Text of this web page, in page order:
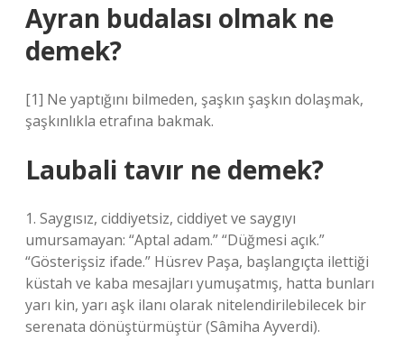
Ayran budalası olmak ne
demek?
[1] Ne yaptığını bilmeden, şaşkın şaşkın dolaşmak,
şaşkınlıkla etrafına bakmak.
Laubali tavır ne demek?
1. Saygısız, ciddiyetsiz, ciddiyet ve saygıyı
umursamayan: “Aptal adam.” “Düğmesi açık.”
“Gösterişsiz ifade.” Hüsrev Paşa, başlangıçta ilettiği
küstah ve kaba mesajları yumuşatmış, hatta bunları
yarı kin, yarı aşk ilanı olarak nitelendirilebilecek bir
serenata dönüştürmüştür (Sâmiha Ayverdi).